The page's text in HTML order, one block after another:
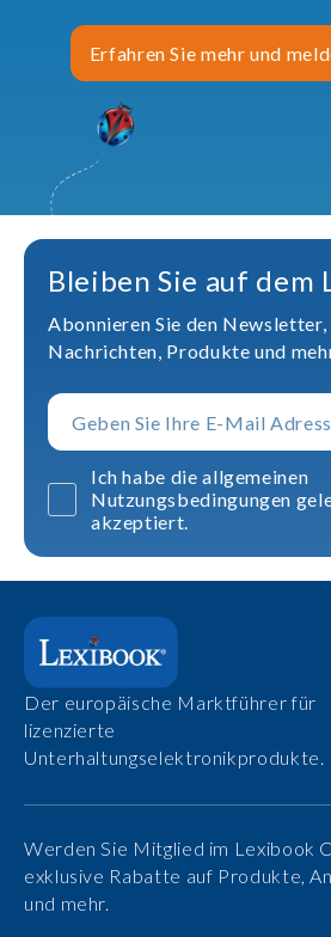
Erfahren Sie mehr und
Bleiben Sie auf dem
Abonnieren Sie den Newsletter,
Nachrichten, Produkte und
Ich habe die allgemeinen
Nutzungsbedingungen
akzeptiert.
Der europäische Marktführer für
lizenzierte
Unterhaltungselektronikprodukte.
Werden Sie Mitglied im Lexibook
exklusive Rabatte auf Produkte,
und mehr.